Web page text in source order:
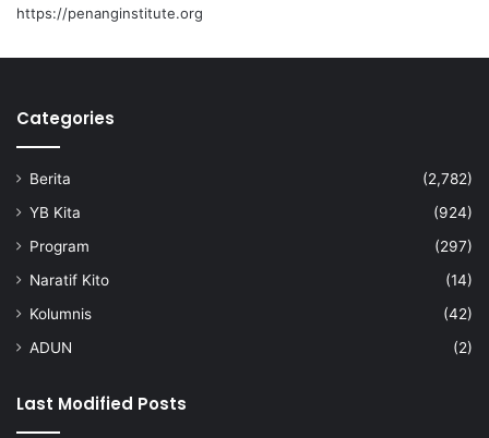
a
m
a
F
a
z
https://penanginstitute.org
Categories
Berita
(2,782)
YB Kita
(924)
Program
(297)
Naratif Kito
(14)
Kolumnis
(42)
ADUN
(2)
Last Modified Posts